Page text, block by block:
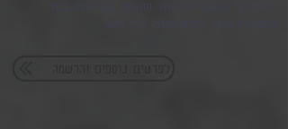
ללא כובד המשקל של תוצר ותוצאה, ועם הרבה כבוד
להשתנות עצמה, לחדש הנוצר בכל רגע.